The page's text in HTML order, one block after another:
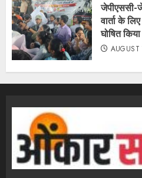
जेपीएससी-
वार्ता के
घोषित किया